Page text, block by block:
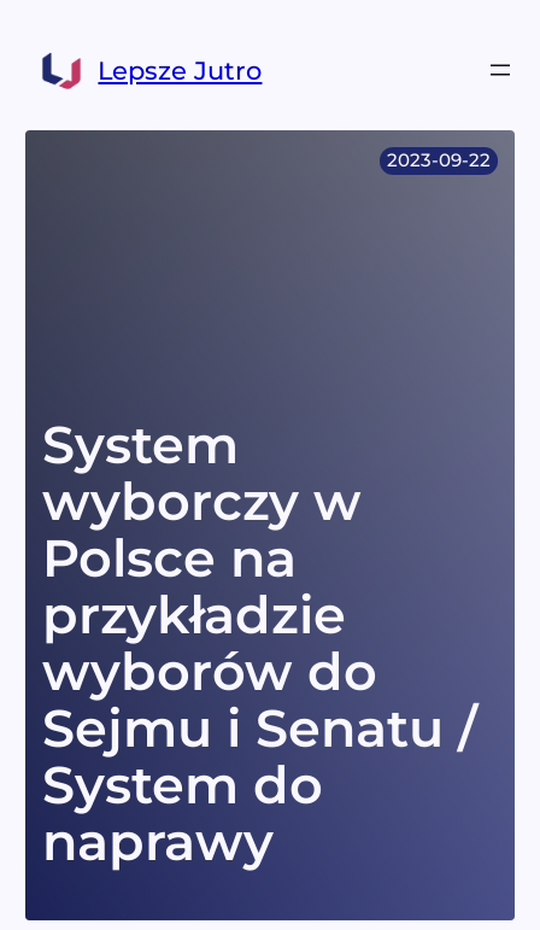
treści
Lepsze Jutro
2023-09-22
System
wyborczy w
Polsce na
przykładzie
wyborów do
Sejmu i Senatu /
System do
naprawy